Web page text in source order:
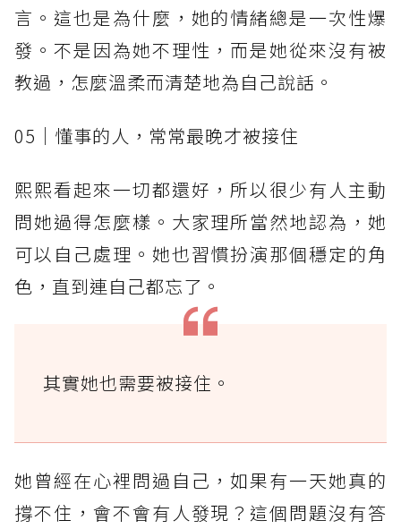
言。這也是為什麼，她的情緒總是一次性爆
發。不是因為她不理性，而是她從來沒有被
教過，怎麼溫柔而清楚地為自己說話。
05｜懂事的人，常常最晚才被接住
熙熙看起來一切都還好，所以很少有人主動
問她過得怎麼樣。大家理所當然地認為，她
可以自己處理。她也習慣扮演那個穩定的角
色，直到連自己都忘了。
其實她也需要被接住。
她曾經在心裡問過自己，如果有一天她真的
撐不住，會不會有人發現？這個問題沒有答